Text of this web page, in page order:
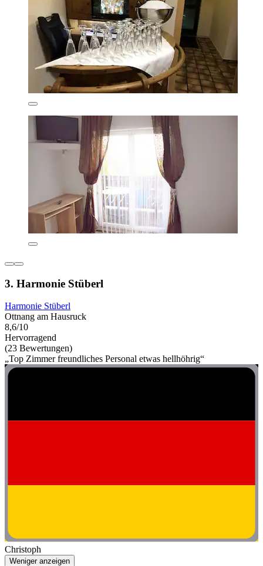
3. Harmonie Stüberl
Harmonie Stüberl
Ottnang am Hausruck
8,6/10
Hervorragend
(23 Bewertungen)
„Top Zimmer freundliches Personal etwas hellhöhrig“
Christoph
Weniger anzeigen